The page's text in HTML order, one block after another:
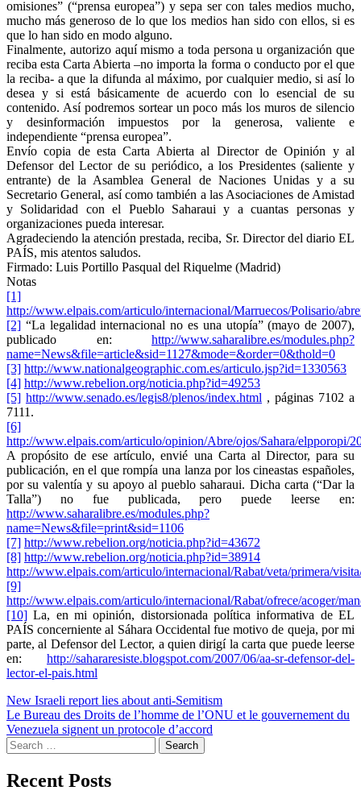
omisiones” (“prensa europea”) y sepa ser con tales medios mucho,
mucho más generoso de lo que los medios han sido con ellos, si es
que lo han sido en modo alguno.
Finalmente, autorizo aquí mismo a toda persona u organización que
reciba esta Carta Abierta –no importa la forma o conducto por el que
la reciba- a que la difunda al máximo, por cualquier medio, si así lo
desea y si está básicamente de acuerdo con lo esencial de su
contenido. Así podremos sortear un poco más los muros de silencio
y desinformación impuestos por la generosa, valiente e
independiente “prensa europea”.
Envío copia de esta Carta Abierta al Director de Opinión y al
Defensor del Lector de su periódico, a los Presidentes (saliente y
entrante) de la Asamblea General de Naciones Unidas y a su
Secretario General, así como también a las Asociaciones de Amistad
y Solidaridad con el Pueblo Saharaui y a cuantas personas y
organizaciones pueda interesar.
Agradeciendo la atención prestada, reciba, Sr. Director del diario EL
PAÍS, mis atentos saludos.
Firmado: Luis Portillo Pasqual del Riquelme (Madrid)
Notas
[1]
http://www.elpais.com/articulo/internacional/Marruecos/Polisario/
[2] “La legalidad internacional no es una utopía” (mayo de 2007),
publicado en: http://www.saharalibre.es/modules.php?
name=News&file=article&sid=1127&mode=&order=0&thold=0
[3] http://www.nationalgeographic.com.es/articulo.jsp?id=1330563
[4] http://www.rebelion.org/noticia.php?id=49253
[5] http://www.senado.es/legis8/plenos/index.html , páginas 7102 a
7111.
[6]
http://www.elpais.com/articulo/opinion/Abre/ojos/Sahara/elpporopi/
A propósito de ese artículo, envié una Carta al Director, para su
publicación, en el que rompía una lanza por los cineastas españoles,
por su valentía y su apoyo al pueblo saharaui. Dicha carta (“Dar la
Talla”) no fue publicada, pero puede leerse en:
http://www.saharalibre.es/modules.php?
name=News&file=print&sid=1106
[7] http://www.rebelion.org/noticia.php?id=43672
[8] http://www.rebelion.org/noticia.php?id=38914
http://www.elpais.com/articulo/internacional/Rabat/veta/primera/
[9]
http://www.elpais.com/articulo/internacional/Rabat/ofrece/acoger/
[10] La, en mi opinión, distorsionada política informativa de EL
PAÍS concerniente al Sáhara Occidental fue motivo de queja, por mi
parte, al Defensor del Lector, a quien dirigí la carta que puede leerse
en: http://sahararesiste.blogspot.com/2007/06/aa-sr-defensor-del-
lector-el-pais.html
Post
navigation
New Israeli report lies about anti-Semitism
Le Bureau des Droits de l’homme de l’ONU et le gouvernement du
Venezuela signent un protocole d’accord
Search
for:
Recent Posts